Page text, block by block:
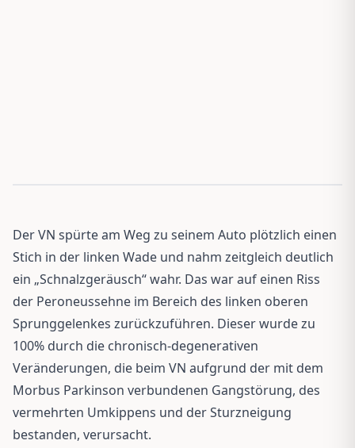
Der VN spürte am Weg zu seinem Auto plötzlich einen
Stich in der linken Wade und nahm zeitgleich deutlich
ein „Schnalzgeräusch“ wahr. Das war auf einen Riss
der Peroneussehne im Bereich des linken oberen
Sprunggelenkes zurückzuführen. Dieser wurde zu
100% durch die chronisch-degenerativen
Veränderungen, die beim VN aufgrund der mit dem
Morbus Parkinson verbundenen Gangstörung, des
vermehrten Umkippens und der Sturzneigung
bestanden, verursacht.